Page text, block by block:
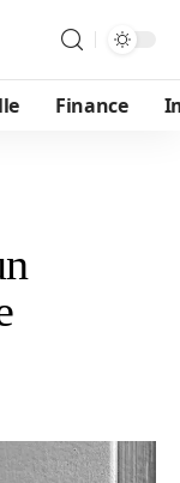
Finance